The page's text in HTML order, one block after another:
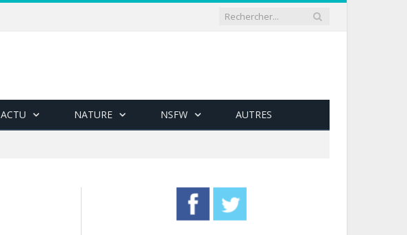
ACTU NATURE NSFW AUTRES